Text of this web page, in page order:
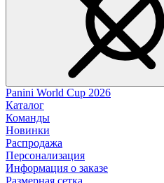
Panini World Cup 2026
Каталог
Команды
Новинки
Распродажа
Персонализация
Информация о заказе
Размерная сетка